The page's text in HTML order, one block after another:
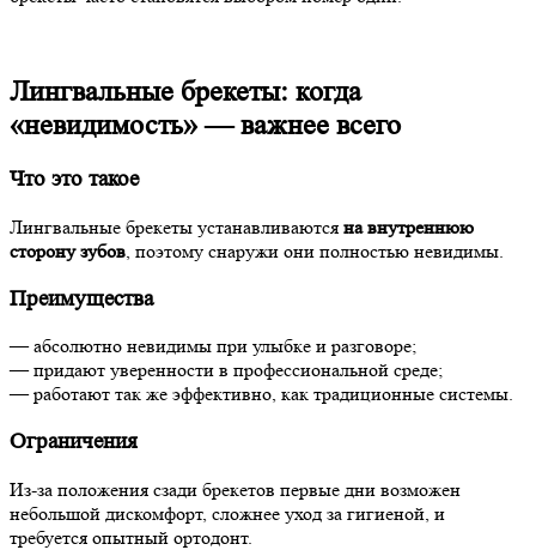
Лингвальные брекеты: когда
«невидимость» — важнее всего
Что это такое
Лингвальные брекеты устанавливаются на внутреннюю
сторону зубов, поэтому снаружи они полностью невидимы.
Преимущества
— абсолютно невидимы при улыбке и разговоре;
— придают уверенности в профессиональной среде;
— работают так же эффективно, как традиционные системы.
Ограничения
Из-за положения сзади брекетов первые дни возможен
небольшой дискомфорт, сложнее уход за гигиеной, и
требуется опытный ортодонт.